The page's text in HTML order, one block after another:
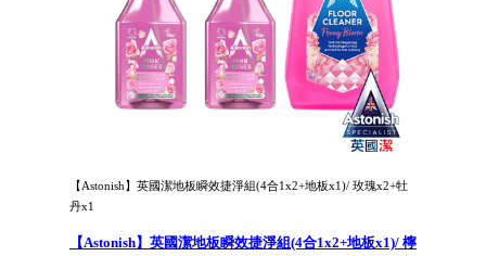
【Astonish】英國潔地板瞬效捷淨組(4合1x2+地板x1)/ 玫瑰x2+牡
丹x1
【Astonish】英國潔地板瞬效捷淨組(4合1x2+地板x1)/ 檸